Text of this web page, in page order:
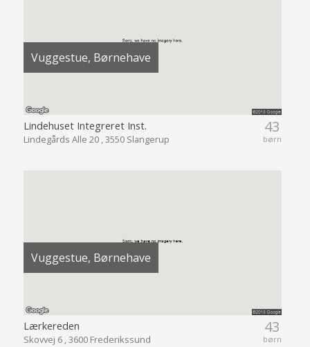
Vuggestue, Børnehave
43
børn
Lindehuset Integreret Inst.
Lindegårds Alle 20 , 3550 Slangerup
Vuggestue, Børnehave
43
børn
Lærkereden
Skovvej 6 , 3600 Frederikssund